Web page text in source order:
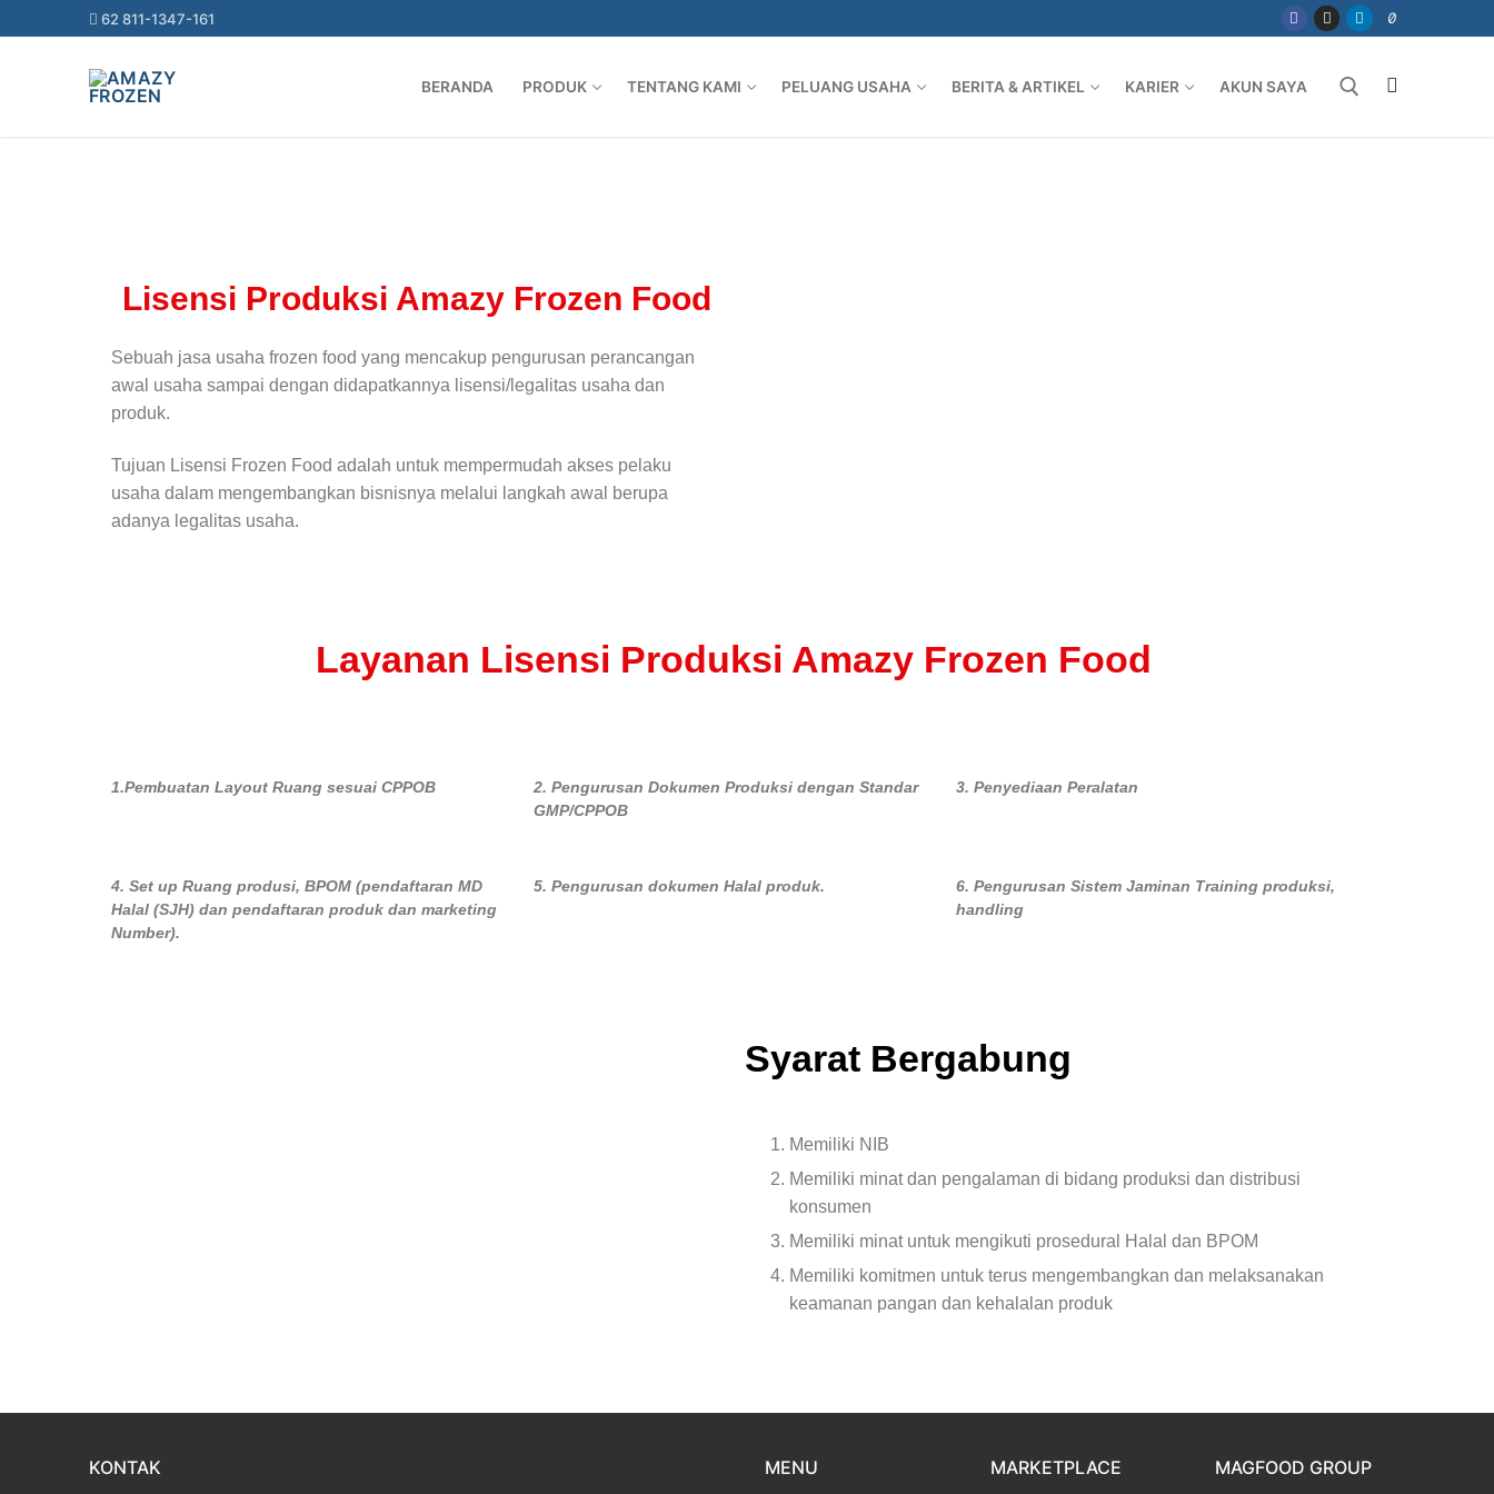
62 811-1347-161
BERANDA PRODUK TENTANG KAMI PELUANG USAHA BERITA & ARTIKEL KARIER AKUN SAYA
Lisensi Produksi Amazy Frozen Food
Sebuah jasa usaha frozen food yang mencakup pengurusan perancangan
awal usaha sampai dengan didapatkannya lisensi/legalitas usaha dan
produk.
Tujuan Lisensi Frozen Food adalah untuk mempermudah akses pelaku
usaha dalam mengembangkan bisnisnya melalui langkah awal berupa
adanya legalitas usaha.
Layanan Lisensi Produksi Amazy Frozen Food
1.Pembuatan Layout Ruang sesuai CPPOB
2. Pengurusan Dokumen Produksi dengan Standar
GMP/CPPOB
3. Penyediaan Peralatan
4. Set up Ruang produsi, BPOM (pendaftaran MD
Halal (SJH) dan pendaftaran produk dan marketing
Number).
5. Pengurusan dokumen Halal produk.
6. Pengurusan Sistem Jaminan Training produksi,
handling
Syarat Bergabung
Memiliki NIB
Memiliki minat dan pengalaman di bidang produksi dan distribusi
konsumen
Memiliki minat untuk mengikuti prosedural Halal dan BPOM
Memiliki komitmen untuk terus mengembangkan dan melaksanakan
keamanan pangan dan kehalalan produk
KONTAK MENU MARKETPLACE MAGFOOD GROUP